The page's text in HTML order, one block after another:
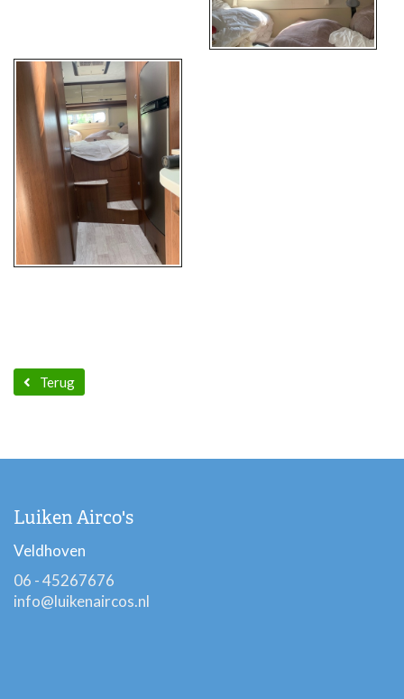
Terug
Luiken Airco's
Veldhoven
06 - 45267676
info@luikenaircos.nl